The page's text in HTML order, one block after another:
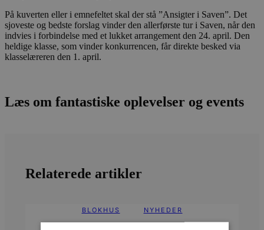
På kuverten eller i emnefeltet skal der stå ”Ansigter i Saven”. Det
sjoveste og bedste forslag vinder den allerførste tur i Saven, når den
indvies i forbindelse med et lukket arrangement den 24. april. Den
heldige klasse, som vinder konkurrencen, får direkte besked via
klasselæreren den 1. april.
Læs om fantastiske oplevelser og events
Relaterede artikler
BLOKHUS NYHEDER